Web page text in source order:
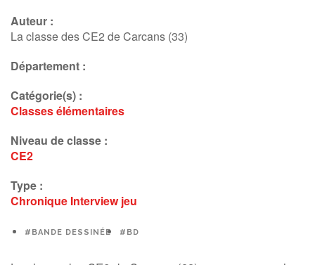
Auteur :
La classe des CE2 de Carcans (33)
Département :
Catégorie(s) :
Classes élémentaires
Niveau de classe :
CE2
Type :
Chronique Interview jeu
#BANDE DESSINÉE #BD